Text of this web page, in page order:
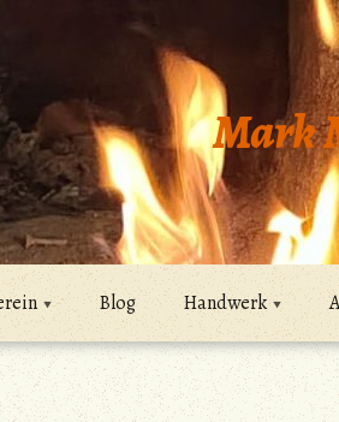
Mark
Blog Handwerk